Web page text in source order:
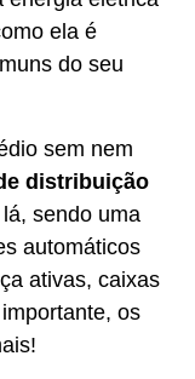
ela é
do seu
sem nem
distribuição
sendo uma
automáticos
ativas, caixas
os